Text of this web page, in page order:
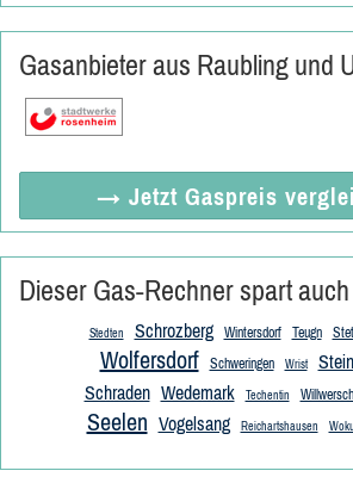
Gasanbieter aus Raubling und
→ Jetzt Gaspreis
Dieser Gas-Rechner spart
Stedten Schrozberg Wintersdorf Teugn
Wolfersdorf Schweringen Wrist
Schraden Wedemark Techentin
Seelen Vogelsang Reichartshausen